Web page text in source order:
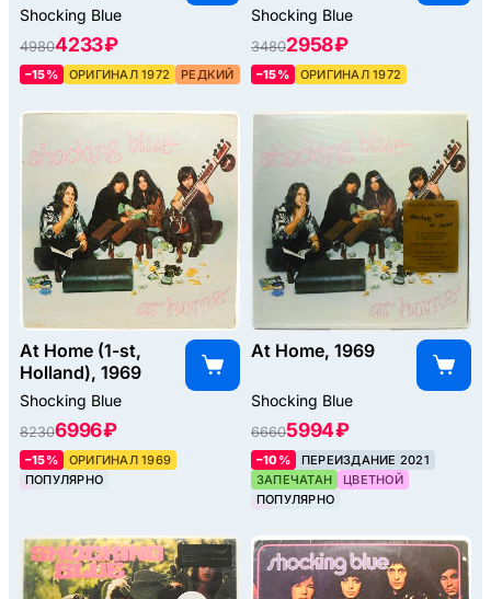
Shocking Blue
49804233 ₽
–15% ОРИГИНАЛ 1972 РЕДКИЙ
Shocking Blue
34802958 ₽
–15% ОРИГИНАЛ 1972
At Home (1-st,
Holland), 1969
Shocking Blue
82306996 ₽
–15%
ОРИГИНАЛ 1969
ПОПУЛЯРНО
At Home, 1969
Shocking Blue
66605994 ₽
–10%
ПЕРЕИЗДАНИЕ 2021
ЗАПЕЧАТАН
ЦВЕТНОЙ
ПОПУЛЯРНО